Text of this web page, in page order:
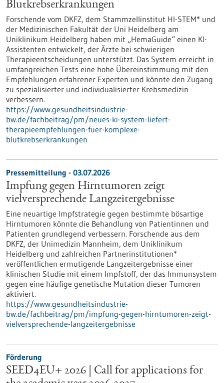
Blutkrebserkrankungen
Forschende vom DKFZ, dem Stammzellinstitut HI-STEM* und
der Medizinischen Fakultät der Uni Heidelberg am
Uniklinikum Heidelberg haben mit „HemaGuide“ einen KI-
Assistenten entwickelt, der Ärzte bei schwierigen
Therapieentscheidungen unterstützt. Das System erreicht in
umfangreichen Tests eine hohe Übereinstimmung mit den
Empfehlungen erfahrener Experten und könnte den Zugang
zu spezialisierter und individualisierter Krebsmedizin
verbessern.
https://www.gesundheitsindustrie-
bw.de/fachbeitrag/pm/neues-ki-system-liefert-
therapieempfehlungen-fuer-komplexe-
blutkrebserkrankungen
Pressemitteilung - 03.07.2026
Impfung gegen Hirntumoren zeigt
vielversprechende Langzeitergebnisse
Eine neuartige Impfstrategie gegen bestimmte bösartige
Hirntumoren könnte die Behandlung von Patientinnen und
Patienten grundlegend verbessern. Forschende aus dem
DKFZ, der Unimedizin Mannheim, dem Uniklinikum
Heidelberg und zahlreichen Partnerinstitutionen*
veröffentlichen ermutigende Langzeitergebnisse einer
klinischen Studie mit einem Impfstoff, der das Immunsystem
gegen eine häufige genetische Mutation dieser Tumoren
aktiviert.
https://www.gesundheitsindustrie-
bw.de/fachbeitrag/pm/impfung-gegen-hirntumoren-zeigt-
vielversprechende-langzeitergebnisse
Förderung
SEED4EU+ 2026 | Call for applications for